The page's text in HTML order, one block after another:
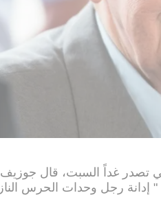
تصدر غداً السبت، قال جوزيف
" إدانة رجل وحدات الحرس